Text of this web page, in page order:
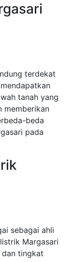
terdekat
tanah yang
memberikan
beda
pada
sebagai ahli
Margasari
tingkat